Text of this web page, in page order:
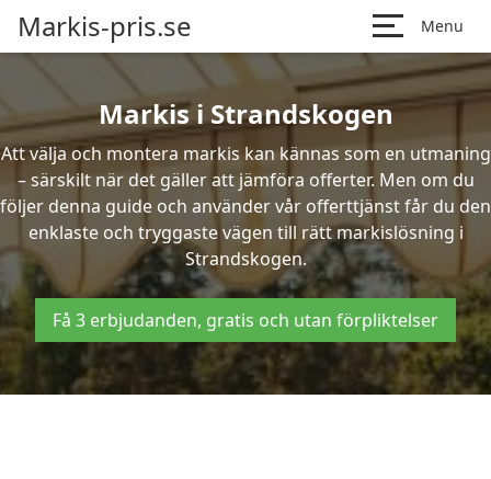
Markis-pris.se Menu
Markis i Strandskogen
Att välja och montera markis kan kännas som en utmaning
– särskilt när det gäller att jämföra offerter. Men om du
följer denna guide och använder vår offerttjänst får du den
enklaste och tryggaste vägen till rätt markislösning i
Strandskogen.
Få 3 erbjudanden, gratis och utan förpliktelser